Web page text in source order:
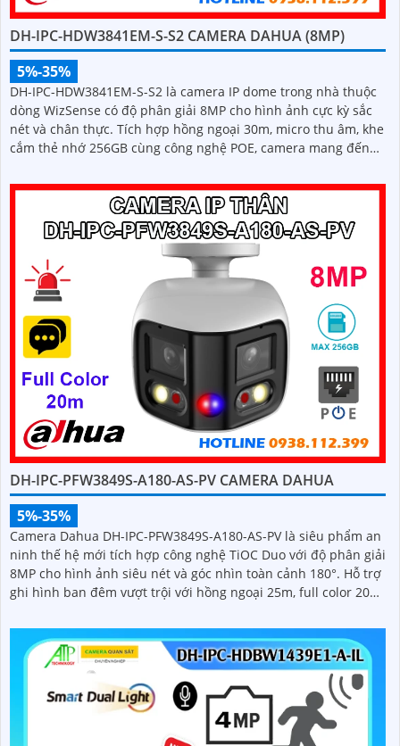
DH-IPC-HDW3841EM-S-S2 CAMERA DAHUA (8MP)
5%-35%
DH-IPC-HDW3841EM-S-S2 là camera IP dome trong nhà thuộc
dòng WizSense có độ phân giải 8MP cho hình ảnh cực kỳ sắc
nét và chân thực. Tích hợp hồng ngoại 30m, micro thu âm, khe
cắm thẻ nhớ 256GB cùng công nghệ POE, camera mang đến
DH-IPC-PFW3849S-A180-AS-PV CAMERA DAHUA
5%-35%
Camera Dahua DH-IPC-PFW3849S-A180-AS-PV là siêu phẩm an
ninh thế hệ mới tích hợp công nghệ TiOC Duo với độ phân giải
8MP cho hình ảnh siêu nét và góc nhìn toàn cảnh 180°. Hỗ trợ
ghi hình ban đêm vượt trội với hồng ngoại 25m, full color 20m,
ứng nhu cầu lưu trữ dài hạn, thiết kế chuẩn IP67 chống bụi
nước, cấp nguồn POE